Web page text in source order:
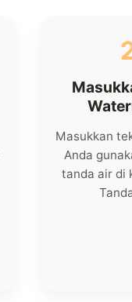
Masukkan
Anda
tanda air di